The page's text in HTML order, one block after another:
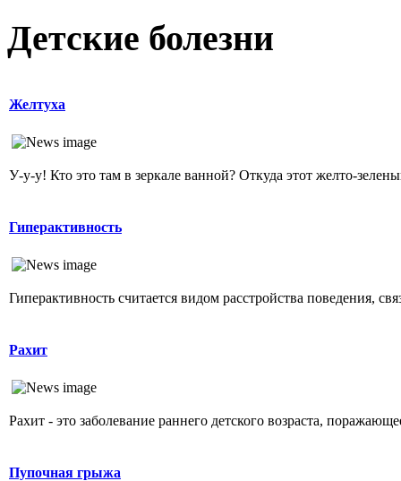
Детские болезни
Желтуха
У-у-у! Кто это там в зеркале ванной? Откуда этот желто-
Гиперактивность
Гиперактивность считается видом расстройства поведения,
Рахит
Рахит - это заболевание раннего детского возраста,
Пупочная грыжа